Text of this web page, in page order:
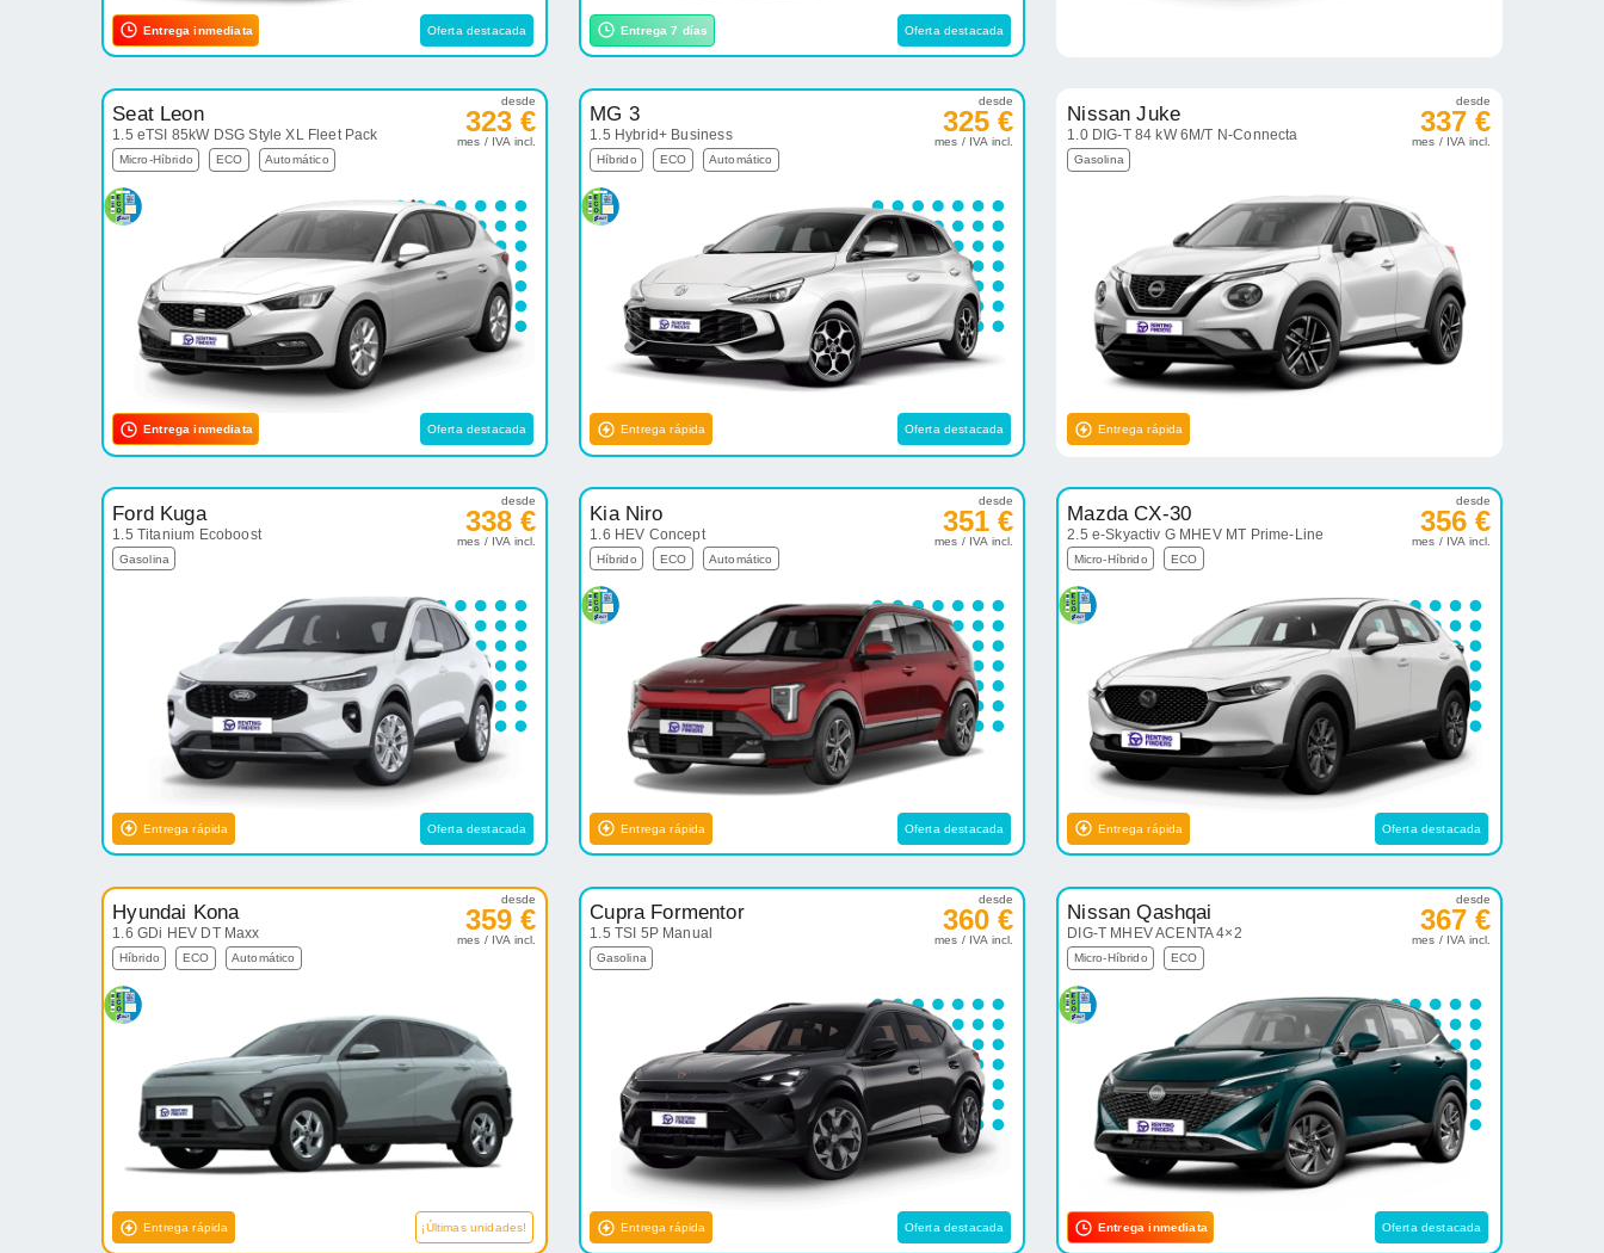
Entrega inmediata Oferta destacada Entrega 7 días Oferta destacada
Seat Leon
1.5 eTSI 85kW DSG Style XL Fleet Pack
Micro-Híbrido ECO Automático
desde
323 €
mes / IVA incl.
Entrega inmediata Oferta destacada
MG 3
1.5 Hybrid+ Business
Híbrido ECO Automático
desde
325 €
mes / IVA incl.
Entrega rápida Oferta destacada
Nissan Juke
1.0 DIG-T 84 kW 6M/T N-Connecta
Gasolina
desde
337 €
mes / IVA incl.
Entrega rápida
Ford Kuga
1.5 Titanium Ecoboost
Gasolina
desde
338 €
mes / IVA incl.
Entrega rápida Oferta destacada
Kia Niro
1.6 HEV Concept
Híbrido ECO Automático
desde
351 €
mes / IVA incl.
Entrega rápida Oferta destacada
Mazda CX-30
2.5 e-Skyactiv G MHEV MT Prime-Line
Micro-Híbrido ECO
desde
356 €
mes / IVA incl.
Entrega rápida Oferta destacada
Hyundai Kona
1.6 GDi HEV DT Maxx
Híbrido ECO Automático
desde
359 €
mes / IVA incl.
Entrega rápida ¡Últimas unidades!
Cupra Formentor
1.5 TSI 5P Manual
Gasolina
desde
360 €
mes / IVA incl.
Entrega rápida Oferta destacada
Nissan Qashqai
DIG-T MHEV ACENTA 4×2
Micro-Híbrido ECO
desde
367 €
mes / IVA incl.
Entrega inmediata Oferta destacada